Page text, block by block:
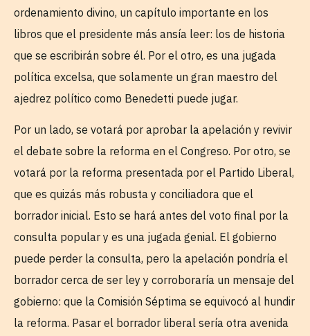
ordenamiento divino, un capítulo importante en los
libros que el presidente más ansía leer: los de historia
que se escribirán sobre él. Por el otro, es una jugada
política excelsa, que solamente un gran maestro del
ajedrez político como Benedetti puede jugar.
Por un lado, se votará por aprobar la apelación y revivir
el debate sobre la reforma en el Congreso. Por otro, se
votará por la reforma presentada por el Partido Liberal,
que es quizás más robusta y conciliadora que el
borrador inicial. Esto se hará antes del voto final por la
consulta popular y es una jugada genial. El gobierno
puede perder la consulta, pero la apelación pondría el
borrador cerca de ser ley y corroboraría un mensaje del
gobierno: que la Comisión Séptima se equivocó al hundir
la reforma. Pasar el borrador liberal sería otra avenida